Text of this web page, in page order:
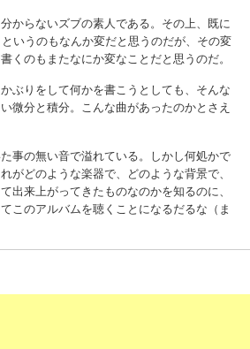
からないズブの素人である。その上、既に
いうのもなんか変だと思うのだが、その変
くのもまたなにか変なことだと思うのだ。
ぶりをして何かを書こうとしても、そんな
微分と積分。こんな曲があったのかとさえ
事の無い音で溢れている。しかし何処かで
がどのような楽器で、どのような背景で、
出来上がってきたものなのかを知るのに、
このアルバムを聴くことになるだるな（ま